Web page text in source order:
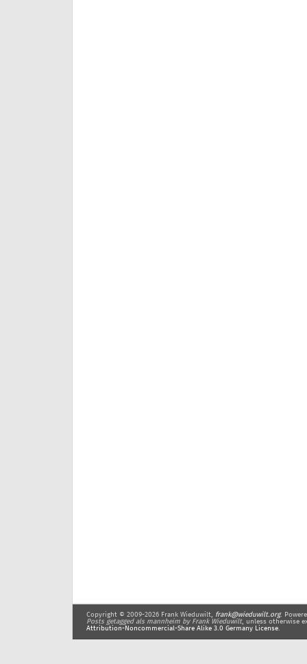
Copyright © 2009-2026 Frank Wieduwilt, frank@wieduwilt.org.
Posts getagged als mannheim by Frank Wieduwilt, unless otherwise
Attribution-Noncommercial-Share Alike 3.0 Germany License.